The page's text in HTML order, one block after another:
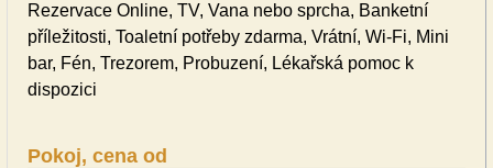
Rezervace Online, TV, Vana nebo sprcha, Banketní
příležitosti, Toaletní potřeby zdarma, Vrátní, Wi-Fi, Mini
bar, Fén, Trezorem, Probuzení, Lékařská pomoc k
dispozici
Pokoj, cena od